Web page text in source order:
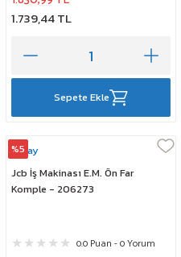
1.739,44 TL
Sepete Ekle
%5
Çeray
Jcb İş Makinası E.M. Ön Far
Komple - 206273
0.0 Puan - 0 Yorum